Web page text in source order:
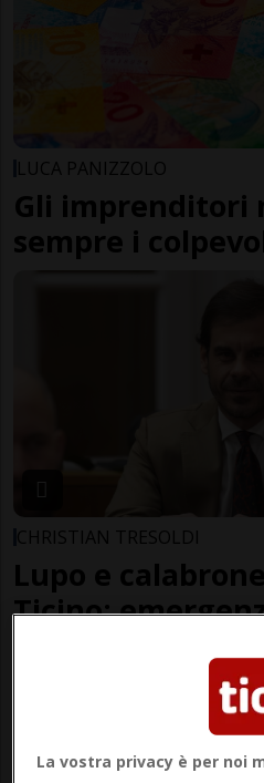
LUCA PANIZZOLO
Gli imprenditori
sempre i
CHRISTIAN TRESOLDI
Lupo e
Ticino:
La vostra privacy è per noi